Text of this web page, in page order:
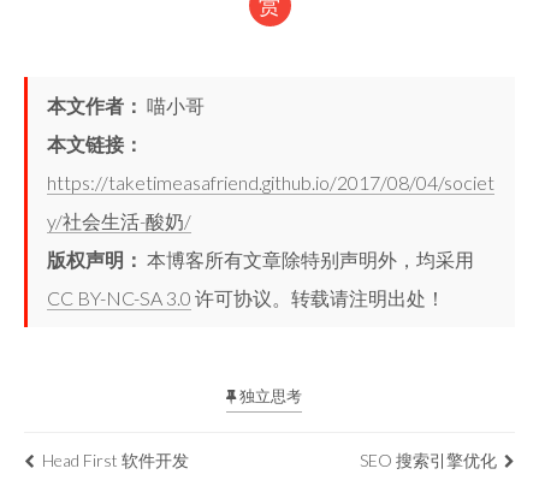
赏
本文作者： 喵小哥
本文链接：
https://taketimeasafriend.github.io/2017/08/04/societ
y/社会生活-酸奶/
版权声明： 本博客所有文章除特别声明外，均采用
CC BY-NC-SA 3.0 许可协议。转载请注明出处！
独立思考
Head First 软件开发 SEO 搜索引擎优化